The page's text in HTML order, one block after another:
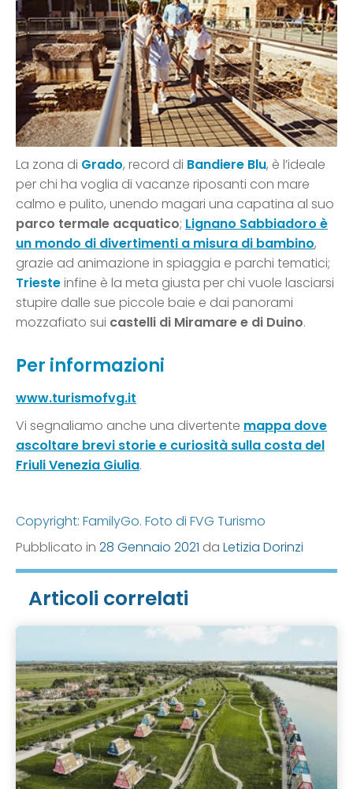
La zona di Grado, record di Bandiere Blu, è l’ideale
per chi ha voglia di vacanze riposanti con mare
calmo e pulito, unendo magari una capatina al suo
parco termale acquatico; Lignano Sabbiadoro è
un mondo di divertimenti a misura di bambino,
grazie ad animazione in spiaggia e parchi tematici;
Triesteinfine è la meta giusta per chi vuole lasciarsi
stupire dalle sue piccole baie e dai panorami
mozzafiato sui castelli di Miramare e di Duino.
Per informazioni
www.turismofvg.it
Vi segnaliamo anche una divertente mappa dove
ascoltare brevi storie e curiosità sulla costa del
Friuli Venezia Giulia.
Copyright: FamilyGo. Foto di FVG Turismo
Pubblicato in 28 Gennaio 2021 da Letizia Dorinzi
Articoli correlati